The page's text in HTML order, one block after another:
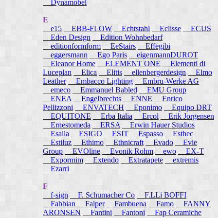
Dynamobel
E
e15 EBB-FLOW Echtstahl Eclisse
ECUS
Eden Design
Edition Wohnbedarf
editionformform
EeStairs
Effegibi
eggersmann
Ego Paris
eigenmannDUROT
Eleanor Home
ELEMENT ONE
Elementi di
Luceplan
Elica Elitis ellenbergerdesign
Elmo
Leather
Embacco Lighting
Embru-Werke AG
emeco
Emmanuel Babled
EMU Group
ENEA
Engelbrechts ENNE
Enrico
Pellizzoni ENVATECH Eponimo
Equipo DRT
EQUITONE
Erba Italia Ercol
Erik Jorgensen
Ernestomeda
ERSA
Erwin Hauer Studios
Esaila
ESIGO ESIT Espasso
Esthec
Estiluz
Ethimo Ethnicraft Evado
Evie
Group
EVOline Evonik Rohm ewo
EX-T
Expormim
Extendo Extratapete
extremis
Ezarri
F
f-sign
F. Schumacher Co
F.LLi BOFFI
Fabbian
Falper Fambuena Famo
FANNY
ARONSEN
Fantini Fantoni
Fap Ceramiche